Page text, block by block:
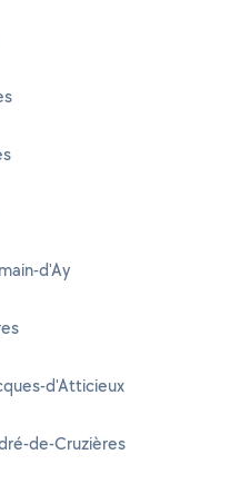
d'Ay
d'Atticieux
de-Cruzières